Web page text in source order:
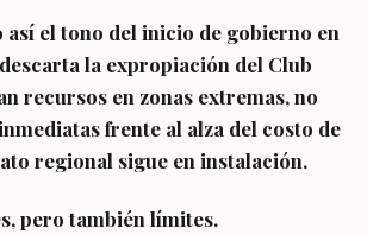
así el tono del inicio de gobierno en
la expropiación del Club
recursos en zonas extremas, no
frente al alza del costo de
regional sigue en instalación.
pero también límites.